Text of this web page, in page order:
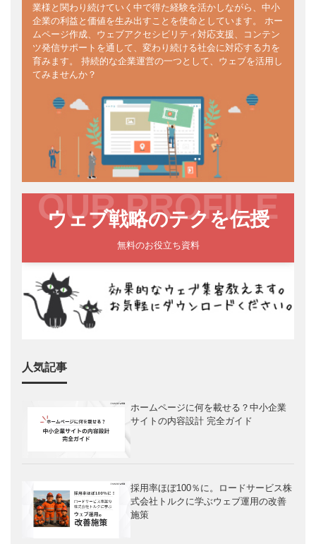
人気記事
ホームページに何を載せる？中小企業
サイトの内容設計 完全ガイド
採用率ほぼ100％に。ロードサービス株
式会社トルクに学ぶウェブ運用の改善
施策
業様と関わり続けていく中で得た経験を活かしながら、中小
企業の利益と価値を生み出すことを使命としています。 ホー
ムページ作成、ウェブアクセシビリティ対応支援、コンテン
ツ発信サポートを通して、変わり続ける社会に対応する力を
育みます。 持続的な企業運営の一つとして、ウェブを活用し
てみませんか？
OUR PROFILE
ウェブ戦略のテクを伝授
無料のお役立ち資料